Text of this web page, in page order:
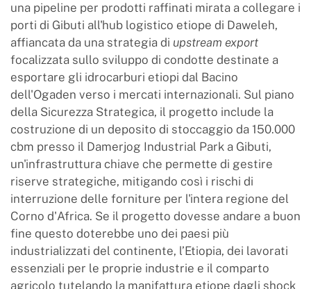
una pipeline per prodotti raffinati mirata a collegare i
porti di Gibuti all'hub logistico etiope di Daweleh,
affiancata da una strategia di upstream export
focalizzata sullo sviluppo di condotte destinate a
esportare gli idrocarburi etiopi dal Bacino
dell'Ogaden verso i mercati internazionali. Sul piano
della Sicurezza Strategica, il progetto include la
costruzione di un deposito di stoccaggio da 150.000
cbm presso il Damerjog Industrial Park a Gibuti,
un'infrastruttura chiave che permette di gestire
riserve strategiche, mitigando così i rischi di
interruzione delle forniture per l'intera regione del
Corno d'Africa. Se il progetto dovesse andare a buon
fine questo doterebbe uno dei paesi più
industrializzati del continente, l’Etiopia, dei lavorati
essenziali per le proprie industrie e il comparto
agricolo tutelando la manifattura etiope dagli shock